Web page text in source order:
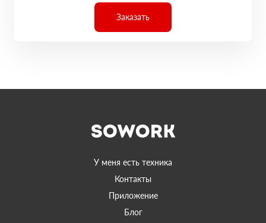
Заказать
У меня есть техника
Контакты
Приложение
Блог